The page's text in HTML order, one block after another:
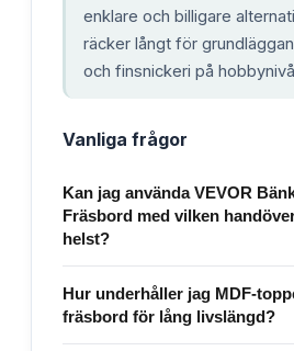
enklare och billigare
räcker långt för
och finsnickeri på
Vanliga frågor
Kan jag använda VEVOR
Fräsbord med vilken
helst?
Hur underhåller jag MDF-
fräsbord för lång livslängd?